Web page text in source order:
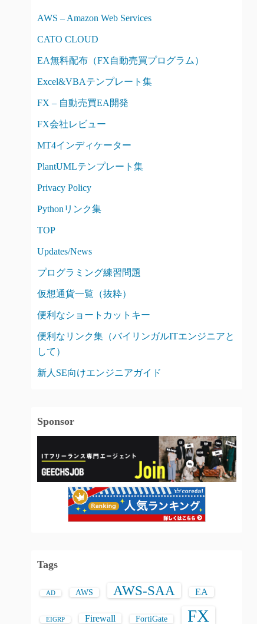
AWS – Amazon Web Services
CATO CLOUD
EA無料配布（FX自動売買プログラム）
Excel&VBAテンプレート集
FX – 自動売買EA開発
FX会社レビュー
MT4インディケーター
PlantUMLテンプレート集
Privacy Policy
Pythonリンク集
TOP
Updates/News
プログラミング練習問題
仮想通貨一覧（抜粋）
便利なショートカットキー
便利なリンク集（バイリンガルITエンジニアと
して）
新人SE向けエンジニアガイド
Sponsor
Tags
AD AWS AWS-SAA EA
EIGRP Firewall FortiGate FX